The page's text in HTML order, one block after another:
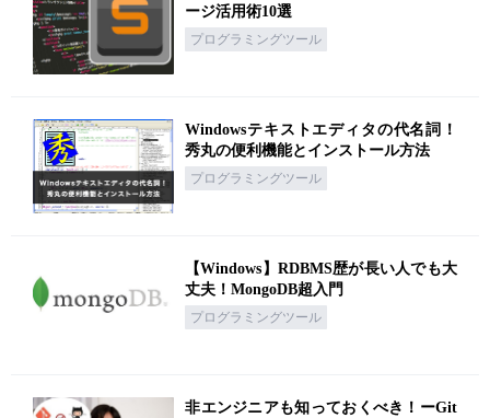
ージ活用術10選
プログラミングツール
Windowsテキストエディタの代名詞！
秀丸の便利機能とインストール方法
プログラミングツール
【Windows】RDBMS歴が長い人でも大
丈夫！MongoDB超入門
プログラミングツール
非エンジニアも知っておくべき！ーGit